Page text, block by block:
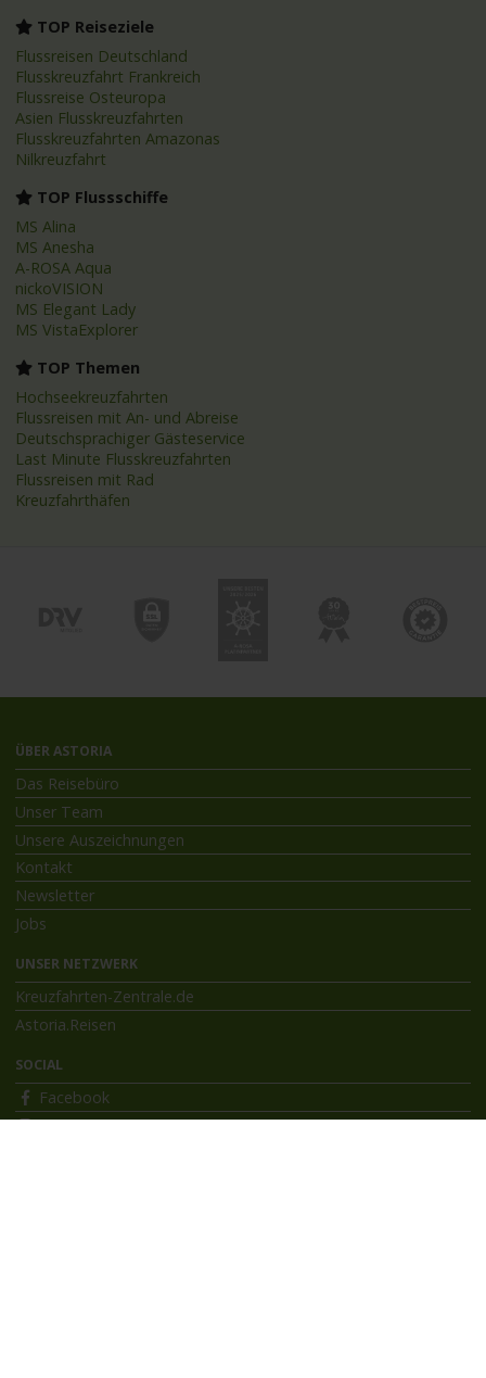
TOP Reiseziele
Flussreisen Deutschland
Flusskreuzfahrt Frankreich
Flussreise Osteuropa
Asien Flusskreuzfahrten
Flusskreuzfahrten Amazonas
Nilkreuzfahrt
TOP Flussschiffe
MS Alina
MS Anesha
A-ROSA Aqua
nickoVISION
MS Elegant Lady
MS VistaExplorer
TOP Themen
Hochseekreuzfahrten
Flussreisen mit An- und Abreise
Deutschsprachiger Gästeservice
Last Minute Flusskreuzfahrten
Flussreisen mit Rad
Kreuzfahrthäfen
ÜBER ASTORIA
Das Reisebüro
Unser Team
Unsere Auszeichnungen
Kontakt
Newsletter
Jobs
UNSER NETZWERK
Kreuzfahrten-Zentrale.de
Astoria.Reisen
SOCIAL
Facebook
Instagram